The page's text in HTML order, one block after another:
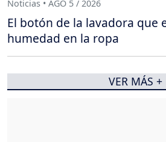
Noticias • AGO 5 / 2026
El botón de la lavadora que
humedad en la ropa
VER MÁS +